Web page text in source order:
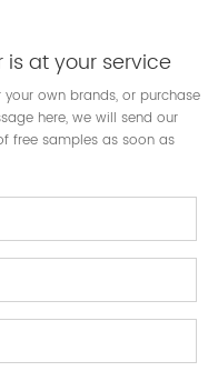
at your service
own brands, or purchase
here, we will send our
free samples as soon as